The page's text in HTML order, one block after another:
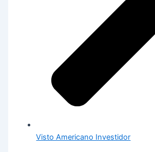
Visto Americano Investidor